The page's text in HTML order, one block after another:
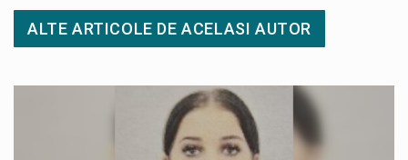
ALTE ARTICOLE DE ACELASI AUTOR